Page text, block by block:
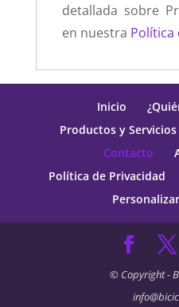
detallada sobre
en nuestra Política
Inicio
Productos y Servicios
Contacto
Política de Privacidad
© Copyright -